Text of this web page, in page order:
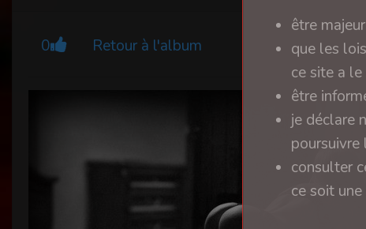
0 Retour à l'album
être
que les
ce site a
être
je déclare
poursuivre
consulter
ce soit